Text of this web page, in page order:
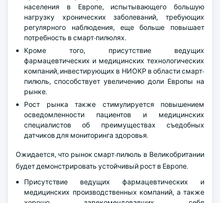
населения в Европе, испытывающего большую
нагрузку хронических заболеваний, требующих
регулярного наблюдения, еще больше повышает
потребность в смарт-пилюлях.
Кроме того, присутствие ведущих
фармацевтических и медицинских технологических
компаний, инвестирующих в НИОКР в области смарт-
пилюль, способствует увеличению доли Европы на
рынке.
Рост рынка также стимулируется повышением
осведомленности пациентов и медицинских
специалистов об преимуществах съедобных
датчиков для мониторинга здоровья.
Ожидается, что рынок смарт-пилюль в Великобритании
будет демонстрировать устойчивый рост в Европе.
Присутствие ведущих фармацевтических и
медицинских производственных компаний, а также